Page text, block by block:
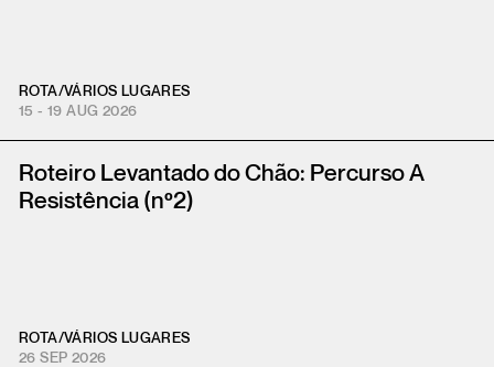
ROTA/VÁRIOS LUGARES
15 - 19 AUG 2026
Roteiro Levantado do Chão: Percurso A
Resistência (nº2)
ROTA/VÁRIOS LUGARES
26 SEP 2026